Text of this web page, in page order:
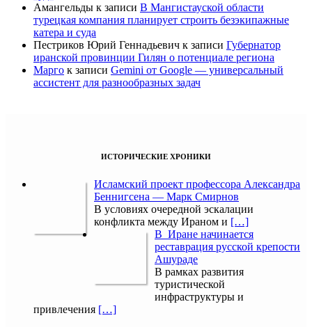
Амангельды к записи В Мангистауской области
турецкая компания планирует строить безэкипажные
катера и суда
Пестриков Юрий Геннадьевич к записи Губернатор
иранской провинции Гилян о потенциале региона
Марго к записи Gemini от Google — универсальный
ассистент для разнообразных задач
ИСТОРИЧЕСКИЕ ХРОНИКИ
Исламский проект профессора Александра
Беннигсена — Марк Смирнов
В условиях очередной эскалации
конфликта между Ираном и […]
В Иране начинается
реставрация русской крепости
Ашураде
В рамках развития
туристической
инфраструктуры и
привлечения […]